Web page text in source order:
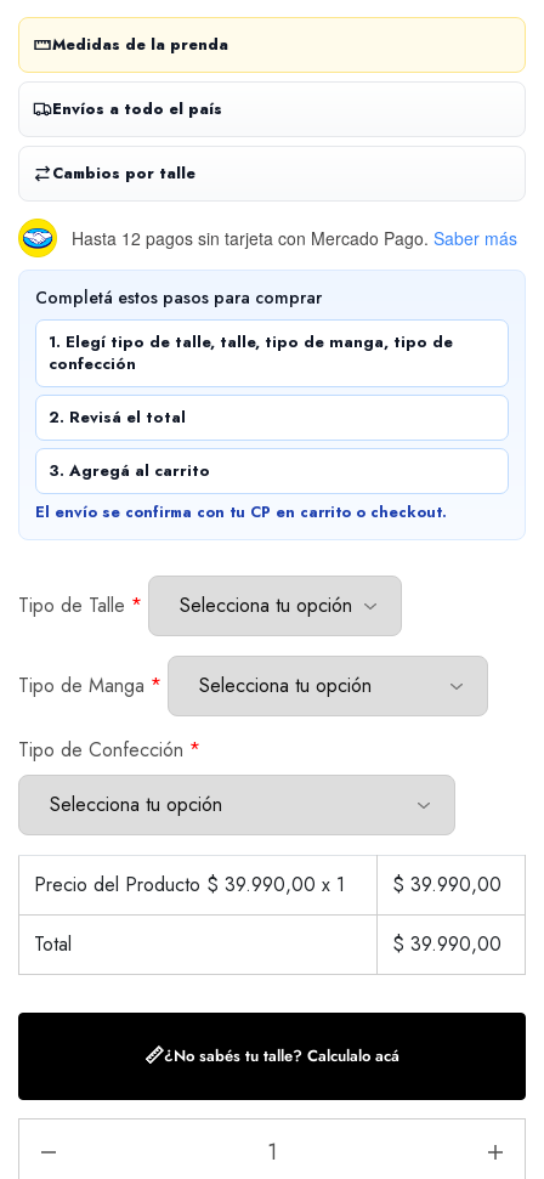
Medidas de la prenda
Envíos a todo el país
Cambios por talle
Hasta 12 pagos sin tarjeta con Mercado Pago. Saber más
Completá estos pasos para comprar
1. Elegí tipo de talle, talle, tipo de manga, tipo de
confección
2. Revisá el total
3. Agregá al carrito
El envío se confirma con tu CP en carrito o checkout.
Tipo de Talle *
Tipo de Manga *
Tipo de Confección *
Precio del Producto $ 39.990,00 x 1 $ 39.990,00
Total $ 39.990,00
📏¿No sabés tu talle? Calculalo acá